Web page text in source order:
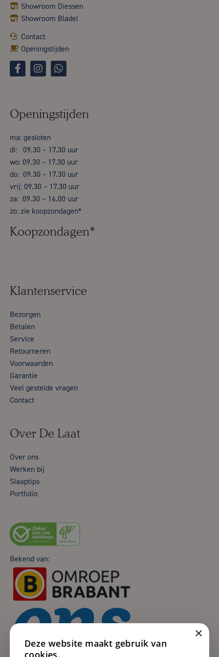
Showroom Diessen
Showroom Bladel
Contact
Openingstijden
Openingstijden
ma: gesloten
di: 09.30 – 17.30 uur
wo: 09.30 – 17.30 uur
do: 09.30 – 17.30 uur
vrij: 09.30 – 17.30 uur
za: 09.30 – 16.00 uur
zo: zie koopzondagen*
Koopzondagen*
Klantenservice
Bezorgen
Betalen
Service
Retourneren
Voorwaarden
Garantie
Veel gestelde vragen
Contact
Over De Laat
Over ons
Werken bij
Slaaptips
Portfolio
Bekend van:
×
Deze website maakt gebruik van
cookies.